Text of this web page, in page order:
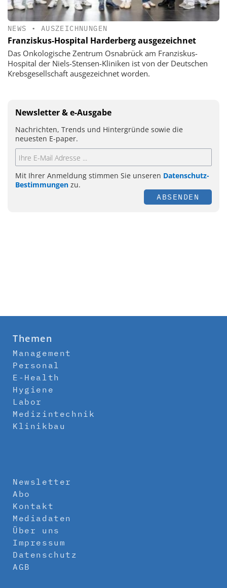
NEWS • AUSZEICHNUNGEN
Franziskus-Hospital Harderberg ausgezeichnet
Das Onkologische Zentrum Osnabrück am Franziskus-
Hospital der Niels-Stensen-Kliniken ist von der Deutschen
Krebsgesellschaft ausgezeichnet worden.
Newsletter & e-Ausgabe
Nachrichten, Trends und Hintergründe sowie die
neuesten E-paper.
Mit Ihrer Anmeldung stimmen Sie unseren Datenschutz-
Bestimmungen zu.
ABSENDEN
Themen
Management
Personal
E-Health
Hygiene
Labor
Medizintechnik
Klinikbau
Newsletter
Abo
Kontakt
Mediadaten
Über uns
Impressum
Datenschutz
AGB